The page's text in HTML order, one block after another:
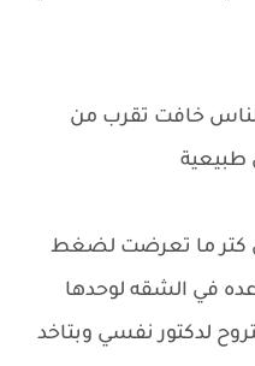
خافت تقرب من
كتر ما تعرضت لضغط
في الشقه لوحدها
لدكتور نفسي وبتاخد